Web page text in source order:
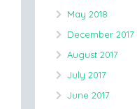
May 2018
December 2017
August 2017
July 2017
June 2017